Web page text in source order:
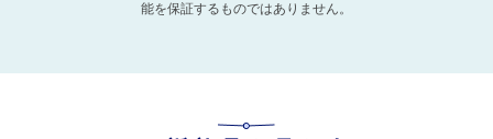
能を保証するものではありません。